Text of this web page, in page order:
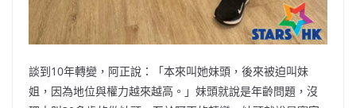
談到10年轉變，阿正說：「本來叫她妹頭，後來被迫叫妹
姐，因為地位與權力越來越高。」妹頭就說是年齡問題，沒